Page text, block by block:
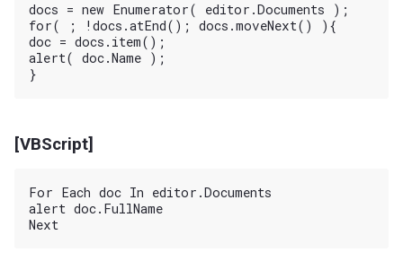
docs = new Enumerator( editor.Documents );
for( ; !docs.atEnd(); docs.moveNext() ){
doc = docs.item();
alert( doc.Name );
[VBScript]
For Each doc In editor.Documents
alert doc.FullName